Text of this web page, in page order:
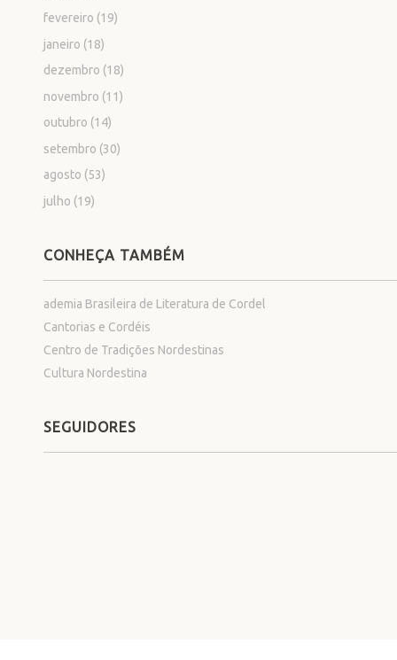
fevereiro (19)
janeiro (18)
dezembro (18)
novembro (11)
outubro (14)
setembro (30)
agosto (53)
julho (19)
CONHEÇA TAMBÉM
ademia Brasileira de Literatura de Cordel
Cantorias e Cordéis
Centro de Tradições Nordestinas
Cultura Nordestina
SEGUIDORES